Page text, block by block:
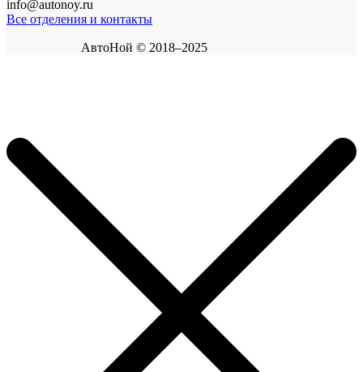
info@autonoy.ru
Все отделения и контакты
АвтоНой © 2018–2025